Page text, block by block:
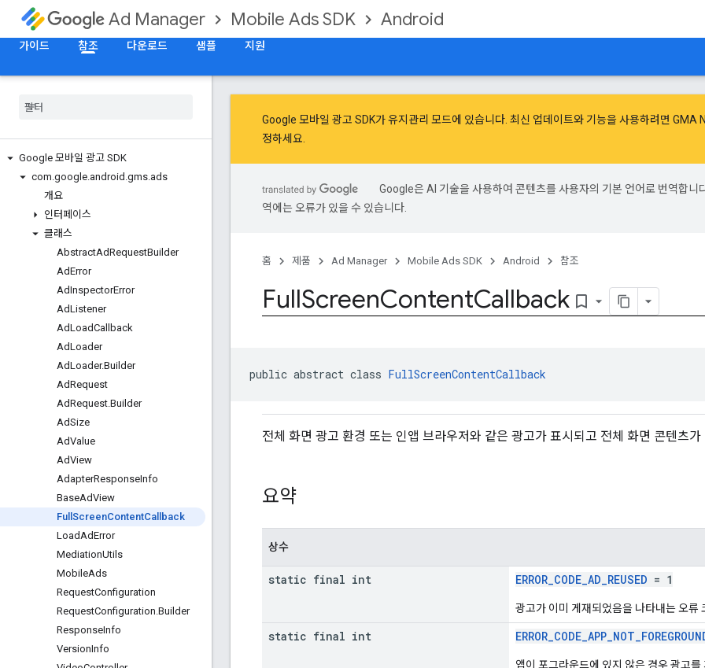
Ad Manager Mobile Ads SDK Android
가이드 참조 다운로드 샘플 지원
Google 모바일 광고 SDK
com.google.android .gms.ads
개요
인터페이스
클래스
AbstractAdRequestBuilder
AdError
AdInspectorError
AdListener
AdLoadCallback
AdLoader
AdLoader.Builder
AdRequest
AdRequest.Builder
AdSize
AdValue
AdView
AdapterResponseInfo
BaseAdView
Full ScreenContentCallback
LoadAdError
MediationUtils
MobileAds
RequestConfiguration
RequestConfiguration.Builder
ResponseInfo
VersionInfo
Google 모바일 광고 SDK가 유지관리 모드에 있습니다. 최신 업데이트와 기능을 사용하려면 GMA
정하세요.
Google은 AI 기술을 사용하여 콘텐츠를 사용자의 기본 언어로 번역합니
역에는 오류가 있을 수 있습니다.
홈 제품 Ad Manager Mobile Ads SDK Android 참조
FullScreenContentCallback bookmark_border
public abstract class FullScreenContentCallback
전체 화면 광고 환경 또는 인앱 브라우저와 같은 광고가 표시되고 전체 화면 콘텐츠
요약
상수
static final int ERROR_CODE_AD_REUSED = 1
광고가 이미 게재되었음을 나타내는 오류
static final int
앱이 포그라운드에 있지 않은 경우 광고